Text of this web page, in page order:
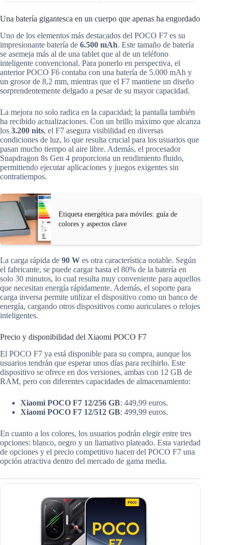
Una batería gigantesca en un cuerpo que apenas ha engordado
Uno de los elementos más destacados del POCO F7 es su
impresionante batería de 6.500 mAh. Este tamaño de batería
se asemeja más al de una tablet que al de un teléfono
inteligente convencional. Para ponerlo en perspectiva, el
anterior POCO F6 contaba con una batería de 5.000 mAh y
un grosor de 8,2 mm, mientras que el F7 mantiene un diseño
sorprendentemente delgado a pesar de su mayor capacidad.
La mejora no solo radica en la capacidad; la pantalla también
ha recibido actualizaciones. Con un brillo máximo que alcanza
los 3.200 nits, el F7 asegura visibilidad en diversas
condiciones de luz, lo que resulta crucial para los usuarios que
pasan mucho tiempo al aire libre. Además, el procesador
Snapdragon 8s Gen 4 proporciona un rendimiento fluido,
permitiendo ejecutar aplicaciones y juegos exigentes sin
contratiempos.
Etiqueta energética para móviles: guía de
colores y aspectos clave
La carga rápida de 90 W es otra característica notable. Según
el fabricante, se puede cargar hasta el 80% de la batería en
solo 30 minutos, lo cual resulta muy conveniente para aquellos
que necesitan energía rápidamente. Además, el soporte para
carga inversa permite utilizar el dispositivo como un banco de
energía, cargando otros dispositivos como auriculares o relojes
inteligentes.
Precio y disponibilidad del Xiaomi POCO F7
El POCO F7 ya está disponible para su compra, aunque los
usuarios tendrán que esperar unos días para recibirlo. Este
dispositivo se ofrece en dos versiones, ambas con 12 GB de
RAM, pero con diferentes capacidades de almacenamiento:
Xiaomi POCO F7 12/256 GB: 449,99 euros.
Xiaomi POCO F7 12/512 GB: 499,99 euros.
En cuanto a los colores, los usuarios podrán elegir entre tres
opciones: blanco, negro y un llamativo plateado. Esta variedad
de opciones y el precio competitivo hacen del POCO F7 una
opción atractiva dentro del mercado de gama media.